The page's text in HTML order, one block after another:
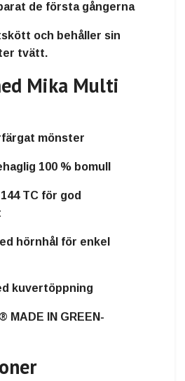
de första gångerna
och behåller sin
tvätt.
Mika Multi
mönster
100 % bomull
TC för god
hörnhål för enkel
kuvertöppning
MADE IN GREEN-